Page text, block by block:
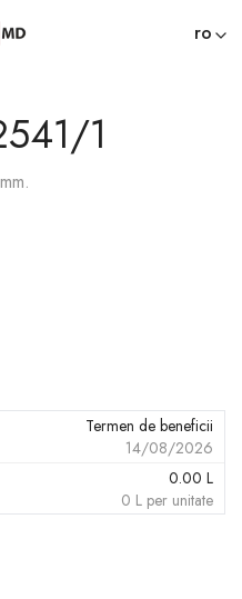
ro
1
Termen de beneficii
14/08/2026
0.00 L
0 L per unitate